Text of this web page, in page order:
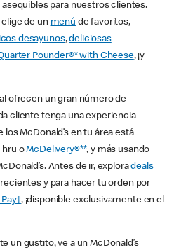
para nuestros clientes.
elige de un menú de favoritos,
desayunos,deliciosas
Pounder®* with Cheese, ¡y
ofrecen un gran número de
cliente tenga una experiencia
los McDonald’s en tu área está
oMcDelivery®**, y más usando
Antes de ir, exploradeals
y para hacer tu orden por
, ¡disponible exclusivamente en el
un gustito, ve a un McDonald’s